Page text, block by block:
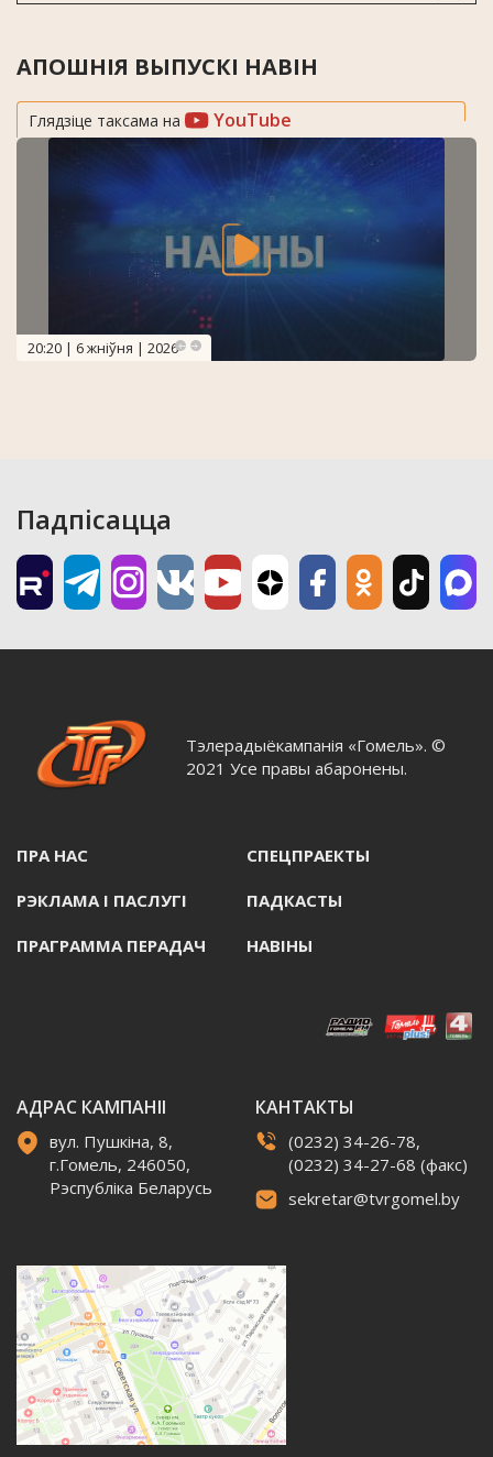
АПОШНІЯ ВЫПУСКІ НАВІН
Глядзіце таксама на YouTube
20:20 | 6 жніўня | 2026
Падпісацца
Тэлерадыёкампанія «Гомель». ©
2021 Усе правы абаронены.
ПРА НАС СПЕЦПРАЕКТЫ
РЭКЛАМА I ПАСЛУГI ПАДКАСТЫ
ПРАГРАММА ПЕРАДАЧ НАВIНЫ
АДРАС КАМПАНІІ
вул. Пушкіна, 8,
г.Гомель, 246050,
Рэспубліка Беларусь
КАНТАКТЫ
(0232) 34-26-78,
(0232) 34-27-68 (факс)
sekretar@tvrgomel.by